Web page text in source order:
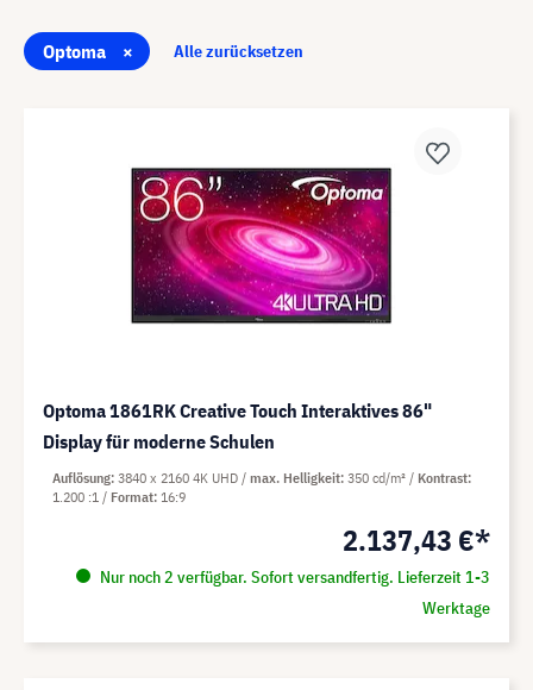
Optoma × Alle zurücksetzen
Optoma 1861RK Creative Touch Interaktives 86"
Display für moderne Schulen
2.137,43 €*
Nur noch 2 verfügbar. Sofort versandfertig. Lieferzeit 1-3
Werktage
Auflösung 3840 x 2160 4K UHD max. Helligkeit 350 cd/m²
Kontrast
1.200 :1
Format 16:9